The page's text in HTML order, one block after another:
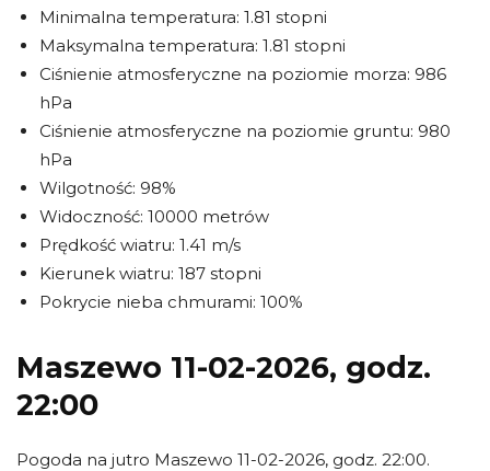
Minimalna temperatura: 1.81 stopni
Maksymalna temperatura: 1.81 stopni
Ciśnienie atmosferyczne na poziomie morza: 986
hPa
Ciśnienie atmosferyczne na poziomie gruntu: 980
hPa
Wilgotność: 98%
Widoczność: 10000 metrów
Prędkość wiatru: 1.41 m/s
Kierunek wiatru: 187 stopni
Pokrycie nieba chmurami: 100%
Maszewo 11-02-2026, godz.
22:00
Pogoda na jutro Maszewo 11-02-2026, godz. 22:00.